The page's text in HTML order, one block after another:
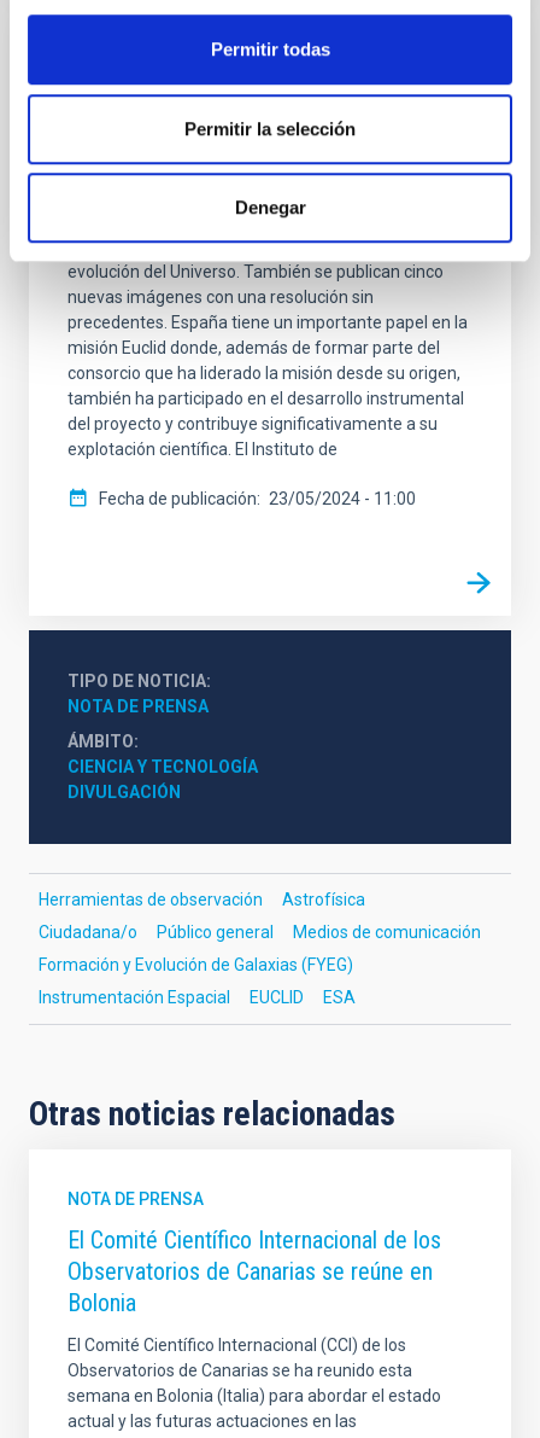
Permitir todas
Permitir la selección
Denegar
Los primeros resultados de Euclid
deslumbran a la comunidad científica
El Consorcio Euclid anuncia la publicación de sus
esta misión espacial para buscar planetas errantes,
estudiar la materia oscura de galaxias y explorar la
evolución del Universo. También se publican cinco
nuevas imágenes con una resolución sin
precedentes. España tiene un importante papel en la
misión Euclid donde, además de formar parte del
consorcio que ha liderado la misión desde su origen,
también ha participado en el desarrollo instrumental
del proyecto y contribuye significativamente a su
explotación científica. El Instituto de
Fecha de publicación 23/05/2024 - 11:00
TIPO DE NOTICIA
NOTA DE PRENSA
ÁMBITO
CIENCIA Y TECNOLOGÍA
DIVULGACIÓN
Herramientas de observación
Astrofísica
Ciudadana/o
Público general
Medios de comunicación
Formación y Evolución de Galaxias (FYEG)
Instrumentación Espacial
EUCLID ESA
Otras noticias relacionadas
NOTA DE PRENSA
El Comité Científico Internacional de los
Observatorios de Canarias se reúne en
Bolonia
El Comité Científico Internacional (CCI) de los
Observatorios de Canarias se ha reunido esta
semana en Bolonia (Italia) para abordar el estado
actual y las futuras actuaciones en las